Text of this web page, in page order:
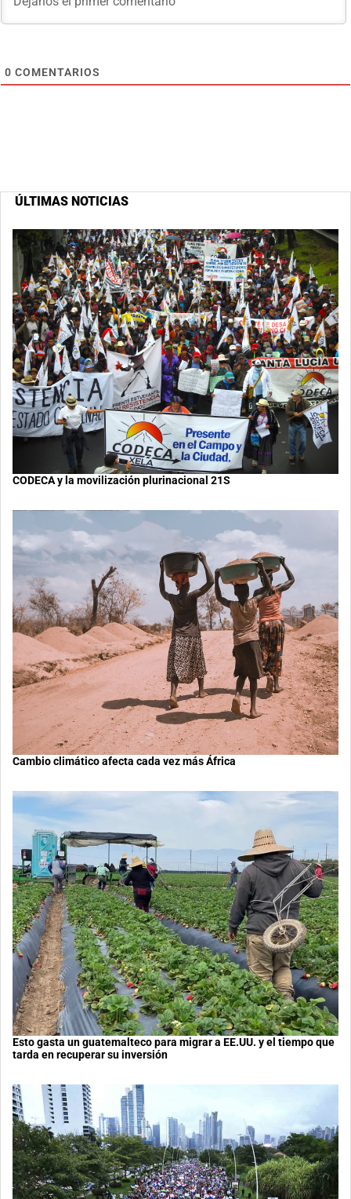
0 COMENTARIOS
ÚLTIMAS NOTICIAS
CODECA y la movilización plurinacional 21S
Cambio climático afecta cada vez más África
Esto gasta un guatemalteco para migrar a EE.UU. y el tiempo que
tarda en recuperar su inversión